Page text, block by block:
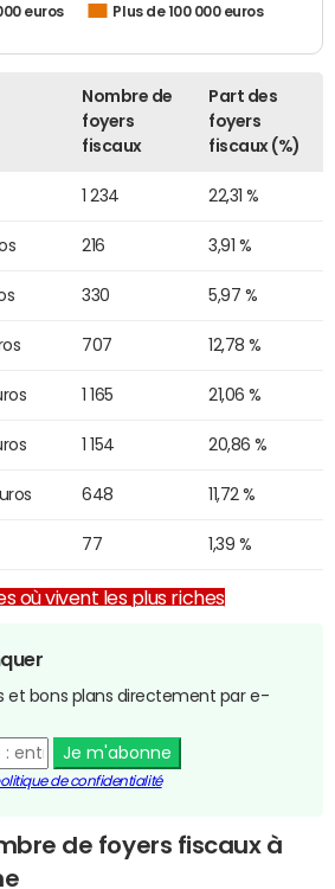
euros
Plus de 100 000 euros
Nombre de
foyers
fiscaux
Part des
foyers
fiscaux (%)
1 234 22,31 %
216 3,91 %
330 5,97 %
707 12,78 %
1 165 21,06 %
1 154 20,86 %
648 11,72 %
77 1,39 %
où vivent les plus riches
et bons plans directement par e-
Je m'abonne
de confidentialité
de foyers fiscaux à